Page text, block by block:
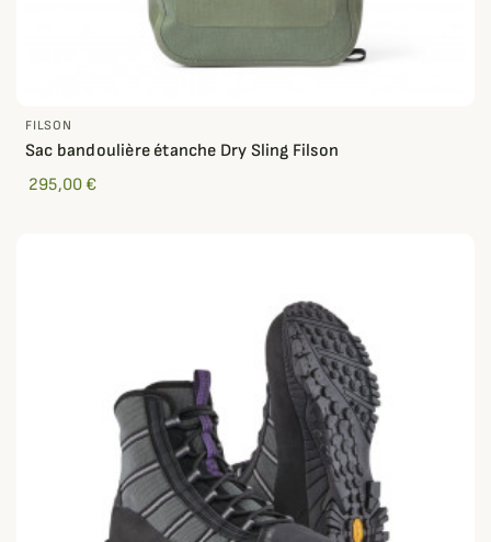
FILSON
Sac bandoulière étanche Dry Sling Filson
295,00 €